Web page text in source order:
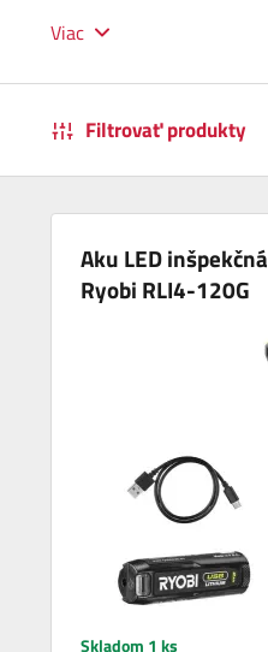
Viac
Filtrovať produkty
Aku LED
Ryobi RLI4-120G
Skladom 1 ks